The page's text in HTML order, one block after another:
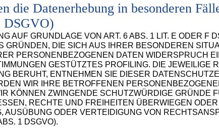
die Datenerhebung in besonderen
DSGVO)
AUF GRUNDLAGE VON ART. 6 ABS. 1 LIT. E ODER F
GRÜNDEN, DIE SICH AUS IHRER BESONDEREN
PERSONENBEZOGENEN DATEN WIDERSPRUCH
GESTÜTZTES PROFILING. DIE JEWEILIGE
BERUHT, ENTNEHMEN SIE DIESER
WIR IHRE BETROFFENEN
KÖNNEN ZWINGENDE SCHUTZWÜRDIGE GRÜNDE
RECHTE UND FREIHEITEN ÜBERWIEGEN
AUSÜBUNG ODER VERTEIDIGUNG VON
1 DSGVO).